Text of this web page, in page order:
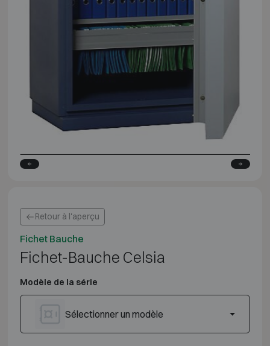
Retour à l'aperçu
Fichet Bauche
Fichet-Bauche Celsia
Modèle de la série
Sélectionner un modèle